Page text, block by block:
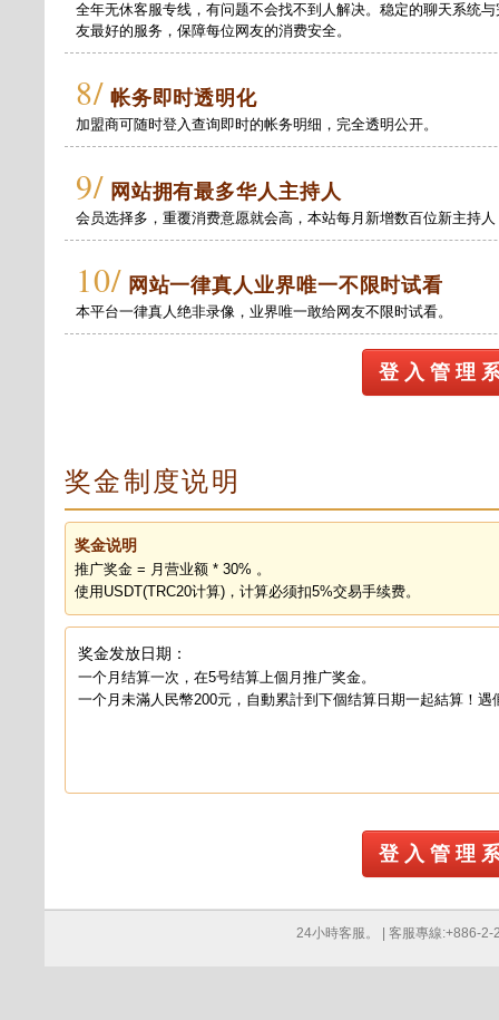
全年无休客服专线，有问题不会找不到人解决。稳定的聊天系统
友最好的服务，保障每位网友的消费安全。
8/ 帐务即时透明化
加盟商可随时登入查询即时的帐务明细，完全透明公开。
9/ 网站拥有最多华人主持人
会员选择多，重覆消费意愿就会高，本站每月新增数百位新主持
10/ 网站一律真人业界唯一不限时试看
本平台一律真人绝非录像，业界唯一敢给网友不限时试看。
登 入 管 理
奖金制度说明
奖金说明
推广奖金 = 月营业额 * 30% 。
使用USDT(TRC20计算)，计算必须扣5%交易手续费。
奖金发放日期：
一个月结算一次，在5号结算上個月推广奖金。
一个月未滿人民幣200元，自動累計到下個结算日期一起結算！遇
登 入 管 理
24小時客服。 | 客服專線:+886-